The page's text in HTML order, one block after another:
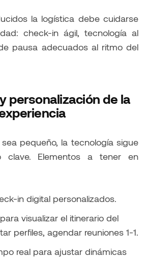
la logística debe cuidarse
check-in ágil, tecnología al
pausa adecuados al ritmo del
personalización de la
pequeño, la tecnología sigue
clave. Elementos a tener en
in digital personalizados.
visualizar el itinerario del
perfiles, agendar reuniones 1-1.
real para ajustar dinámicas